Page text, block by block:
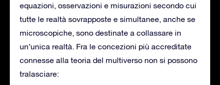
equazioni, osservazioni e misurazioni secondo cui
tutte le realtà sovrapposte e simultanee, anche se
microscopiche, sono destinate a collassare in
un’unica realtà. Fra le concezioni più accreditate
connesse alla teoria del multiverso non si possono
tralasciare: